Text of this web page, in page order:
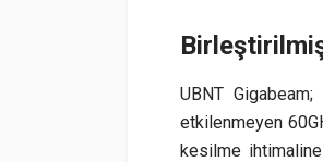
UBNT
etkilenmeyen
kesilme